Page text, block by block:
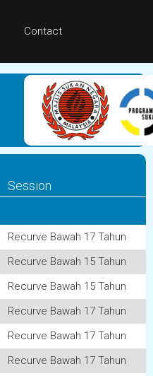
Contact
Session
Recurve Bawah 17 Tahun
Recurve Bawah 15 Tahun
Recurve Bawah 15 Tahun
Recurve Bawah 17 Tahun
Recurve Bawah 17 Tahun
Recurve Bawah 17 Tahun